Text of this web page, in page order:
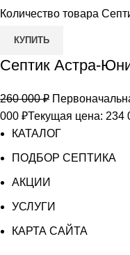
Количество товара
КУПИТЬ
Септик Астра-
260 000₽
000 ₽Текущая цена: 234
КАТАЛОГ
ПОДБОР СЕПТИКА
АКЦИИ
УСЛУГИ
КАРТА САЙТА